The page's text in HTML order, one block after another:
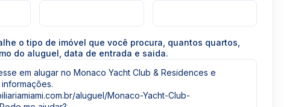
o tipo de imóvel que você procura, quantos quartos,
do aluguel, data de entrada e saida.